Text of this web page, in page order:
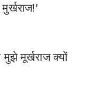
मूर्खराज क्यों